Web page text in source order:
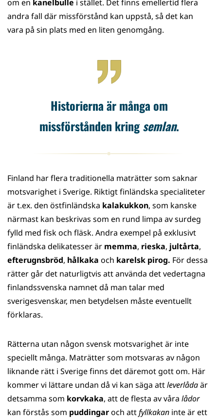
om en kanelbulle i stället. Det finns emellertid flera
andra fall där missförstånd kan uppstå, så det kan
vara på sin plats med en liten genomgång.
Historierna är många om
missförstånden kringsemlan.
Finland har flera traditionella maträtter som saknar
motsvarighet i Sverige. Riktigt finländska specialiteter
är t.ex. den östfinländska kalakukkon, som kanske
närmast kan beskrivas som en rund limpa av surdeg
fylld med fisk och fläsk. Andra exempel på exklusivt
finländska delikatesser är memma, rieska, jultårta,
efterugnsbröd, hålkaka och karelsk pirog. För dessa
rätter går det naturligtvis att använda det vedertagna
finlandssvenska namnet då man talar med
sverigesvenskar, men betydelsen måste eventuellt
förklaras.
Rätterna utan någon svensk motsvarighet är inte
speciellt många. Maträtter som motsvaras av någon
liknande rätt i Sverige finns det däremot gott om. Här
kommer vi lättare undan då vi kan säga attleverlådaär
detsamma som korvkaka, att de flesta av våra lådor
kan förstås som puddingaroch attfyllkakan inte är ett